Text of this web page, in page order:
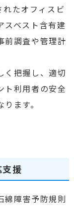
たオフィスビ
スベスト含有建
前調査や管理計
く把握し、適切
ト利用者の安全
ます。
援
綿障害予防規則